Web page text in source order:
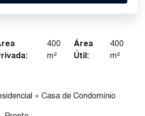
400
m²
Área
Útil:
400
m²
» Casa de Condomínio